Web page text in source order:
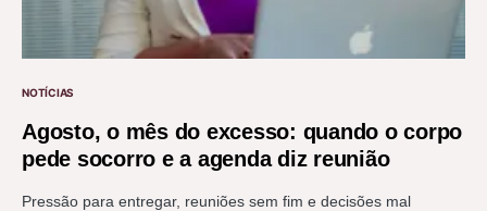
NOTÍCIAS
Agosto, o mês do excesso: quando o corpo
pede socorro e a agenda diz reunião
Pressão para entregar, reuniões sem fim e decisões mal